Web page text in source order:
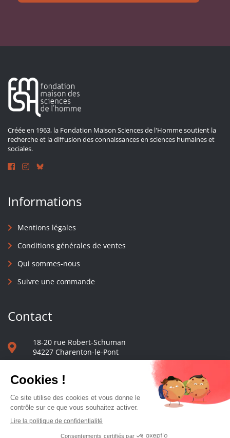
Créée en 1963, la Fondation Maison Sciences de l'Homme soutient la
recherche et la diffusion des connaissances en sciences humaines et
sociales.
Informations
Mentions légales
Conditions générales de ventes
Qui sommes-nous
Suivre une commande
Contact
18-20 rue Robert-Schuman
94227 Charenton-le-Pont